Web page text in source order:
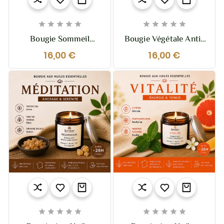
    
Bougie Sommeil
Naturelle "Nuits
Tranquilles" 110g –
Huiles Essentielles
Relaxantes & Anti-
Moustiques
16,00 €
    
Bougie Végétale Anti-
Mouches – 110g (28h)
Aux Huiles Essentielles
– Naturelle & Efficace
16,00 €
         